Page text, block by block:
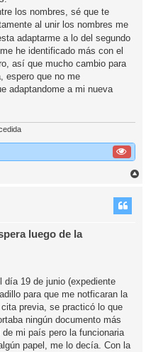
los nombres, sé que te
al unir los nombres me
adaptarme a lo del segundo
he identificado más con el
así que mucho cambio para
espero que no me
adaptandome a mi nueva
luego de la
día 19 de junio (expediente
para que me notficaran la
previa, se practicó lo que
ningún documento más
mi país pero la funcionaria
papel, me lo decía. Con la